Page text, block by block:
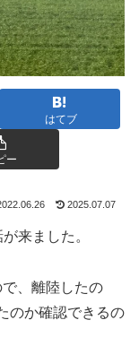
はてブ
ー
2025.07.07
来ました。
、離陸したの
のか確認できるの